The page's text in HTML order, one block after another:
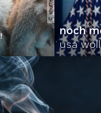
noch
usa